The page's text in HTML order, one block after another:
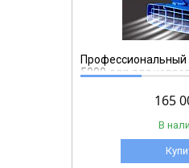
Профессиональный
5000 для для
165
В